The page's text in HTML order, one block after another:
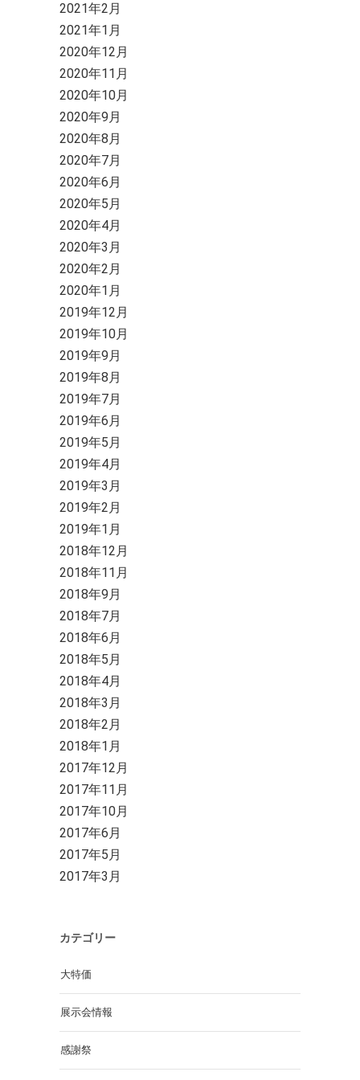
2021年2月
2021年1月
2020年12月
2020年11月
2020年10月
2020年9月
2020年8月
2020年7月
2020年6月
2020年5月
2020年4月
2020年3月
2020年2月
2020年1月
2019年12月
2019年10月
2019年9月
2019年8月
2019年7月
2019年6月
2019年5月
2019年4月
2019年3月
2019年2月
2019年1月
2018年12月
2018年11月
2018年9月
2018年7月
2018年6月
2018年5月
2018年4月
2018年3月
2018年2月
2018年1月
2017年12月
2017年11月
2017年10月
2017年6月
2017年5月
2017年3月
カテゴリー
大特価
展示会情報
感謝祭